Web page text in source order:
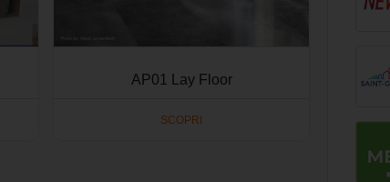
AP01 Lay Floor
SCOPRI